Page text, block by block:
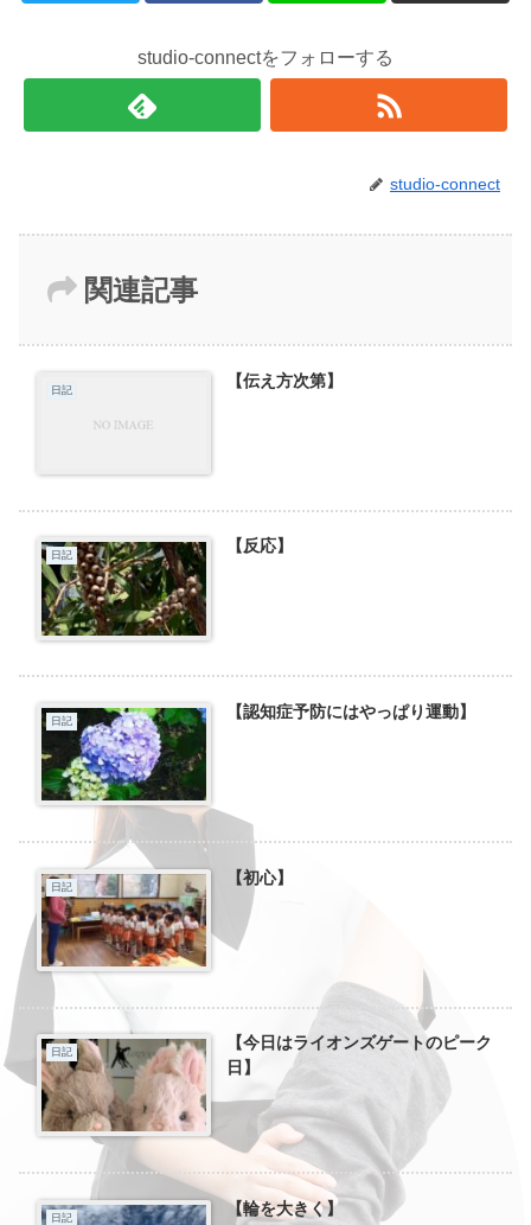
studio-connectをフォローする
studio-connect
関連記事
日記 【伝え方次第】
日記 【反応】
日記 【認知症予防にはやっぱり運動】
日記 【初心】
日記
【今日はライオンズゲートのピーク
日】
日記 【輪を大きく】